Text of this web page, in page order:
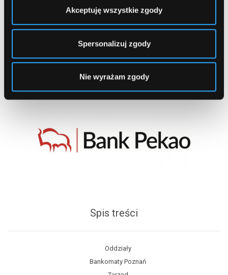
Akceptuję wszystkie zgody
Spersonalizuj zgody
Nie wyrażam zgody
Spis treści
Oddziały
Bankomaty Poznań
1 2 ... 34